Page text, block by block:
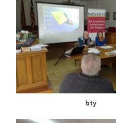
bty